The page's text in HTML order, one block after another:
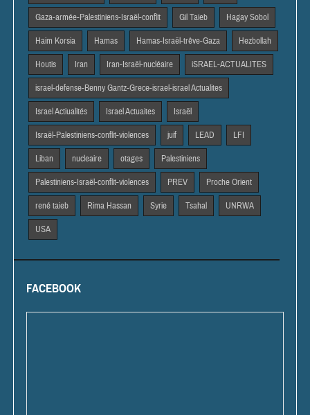
Gaza-armée-Palestiniens-Israël-conflit Gil Taieb Hagay Sobol
Haim Korsia Hamas Hamas-Israël-trêve-Gaza Hezbollah
Houtis Iran Iran-Israël-nucléaire iSRAEL-ACTUALITES
israel-defense-Benny Gantz-Grece-israel-israel Actualites
Israel Actiualités Israel Actuaites Israël
Israël-Palestiniens-conflit-violences juif LEAD LFI
Liban nucleaire otages Palestiniens
Palestiniens-Israël-conflit-violences PREV Proche Orient
rené taieb Rima Hassan Syrie Tsahal UNRWA
USA
FACEBOOK